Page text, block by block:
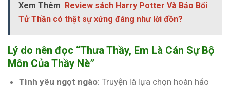
Xem Thêm Review sách Harry Potter Và Bảo Bối
Tử Thần có thật sự xứng đáng như lời đồn?
Lý do nên đọc “Thưa Thầy, Em Là Cán Sự Bộ
Môn Của Thầy Nè”
Tình yêu ngọt ngào: Truyện là lựa chọn hoàn hảo